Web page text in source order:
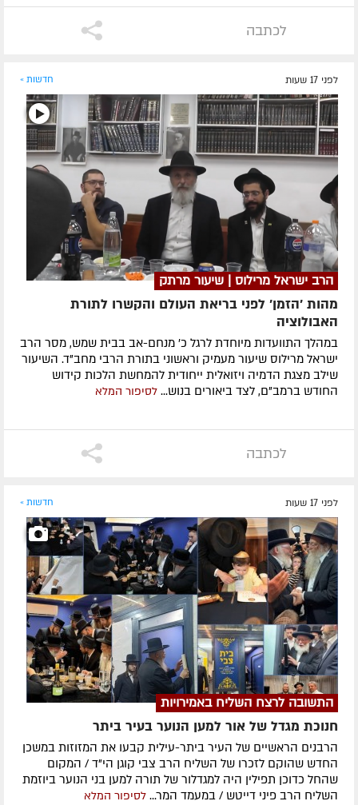
לכתבה
לפני 17 שעות חדשות »
הרב ישראל מרילוס | שיעור מרתק
מהות 'הזמן' לפני בריאת העולם והקשרו לתורת
האבולוציה
במהלך התוועדות מיוחדת לרגל כ' מנחם-אב בבית שמש, מסר הרב
ישראל מרילוס שיעור מעמיק וראשוני בתורת הרבי מחב"ד. השיעור
שילב מצגת הדמיה ויזואלית ייחודית להמחשת הלכות קידוש
החודש ברמב"ם, לצד ביאורים בנוש... לסיפור המלא
לכתבה
לפני 17 שעות חדשות »
התשובה לרצח השליח באמירויות
חנוכת מגדל של אור למען הנוער בעיר ביתר
הרבנים הראשיים של העיר ביתר-עילית קבעו את המזוזות במשכן
החדש שהוקם לזכרו של השליח הרב צבי קוגן הי"ד / המקום
שהחל כדוכן תפילין היה למגדלור של תורה למען בני הנוער ביוזמת
השליח הרב פיני דייטש / במעמד המר... לסיפור המלא